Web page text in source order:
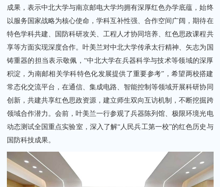
成果，表示中北大学与南京邮电大学均拥有深厚红色办学底蕴，始终
以服务国家战略为核心使命，学科互补性强、合作空间广阔，期待在
特色学科共建、国防科研攻关、工程人才协同培养、红色思政课程共
享等方面实现深度合作。叶美兰对中北大学传承太行精神、矢志为国
铸重器的担当表示敬佩，“中北大学在兵器科学与技术等领域的深厚
积淀，为南邮相关学科特色化发展提供了重要参考”，希望两校搭建
常态化交流平台，在通信、集成电路、智能控制等领域开展科研协同
创新，共建共享红色思政资源，建立师生双向互访机制，不断挖掘跨
领域合作潜力。会前，叶美兰一行参观了兵器陈列馆、极限环境光电
动态测试全国重点实验室，深入了解“人民兵工第一校”的红色历史与
国防科技成果。